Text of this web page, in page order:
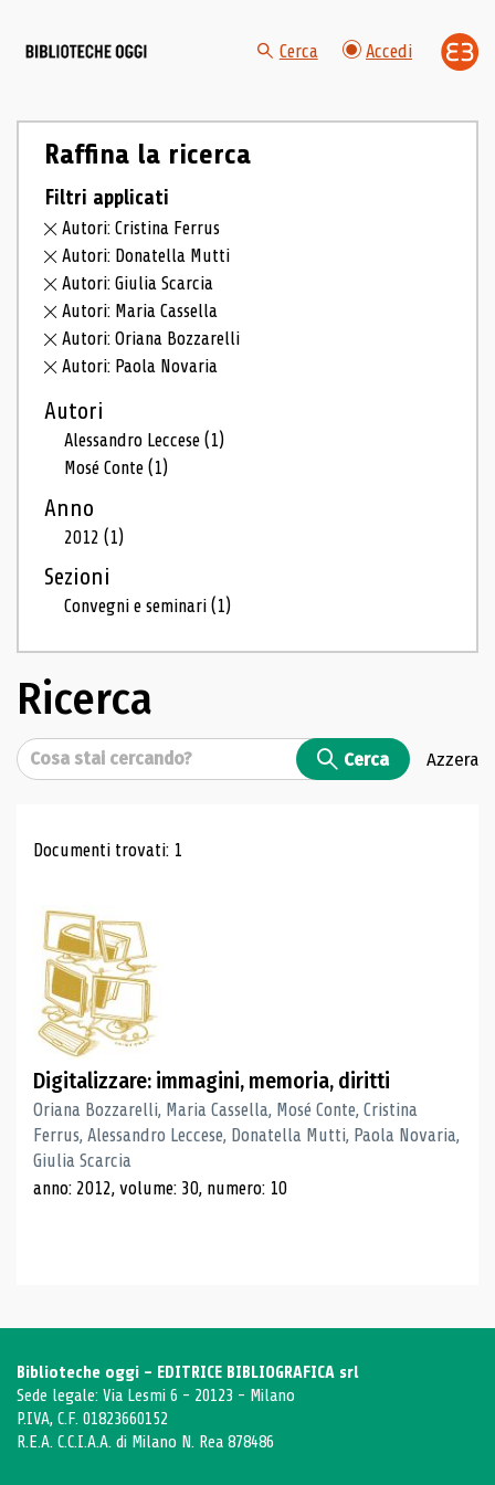
Cerca Accedi
Raffina la ricerca
Filtri applicati
Autori: Cristina Ferrus
Autori: Donatella Mutti
Autori: Giulia Scarcia
Autori: Maria Cassella
Autori: Oriana Bozzarelli
Autori: Paola Novaria
Autori
Alessandro Leccese(1)
Mosé Conte(1)
Anno
2012(1)
Sezioni
Convegni e seminari(1)
Ricerca
Cerca Cerca Azzera
Risultati di ricerca
Documenti trovati: 1
Digitalizzare: immagini, memoria, diritti
Oriana Bozzarelli, Maria Cassella, Mosé Conte, Cristina
Ferrus, Alessandro Leccese, Donatella Mutti, Paola Novaria,
Giulia Scarcia
anno: 2012, volume: 30, numero: 10
Biblioteche oggi - EDITRICE BIBLIOGRAFICA srl
Sede legale: Via Lesmi 6 - 20123 - Milano
P.IVA, C.F. 01823660152
R.E.A. C.C.I.A.A. di Milano N. Rea 878486